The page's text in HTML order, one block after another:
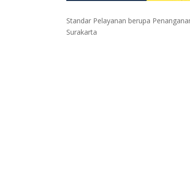
Standar Pelayanan berupa
Surakarta